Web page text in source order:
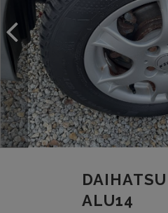
ALU14